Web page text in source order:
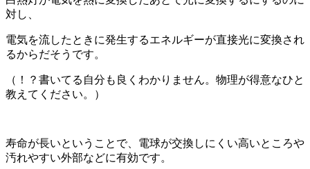
対し、
電気を流したときに発生するエネルギーが直接光に変換され
るからだそうです。
（！？書いてる自分も良くわかりません。物理が得意なひと
教えてください。）
寿命が長いということで、電球が交換しにくい高いところや
汚れやすい外部などに有効です。